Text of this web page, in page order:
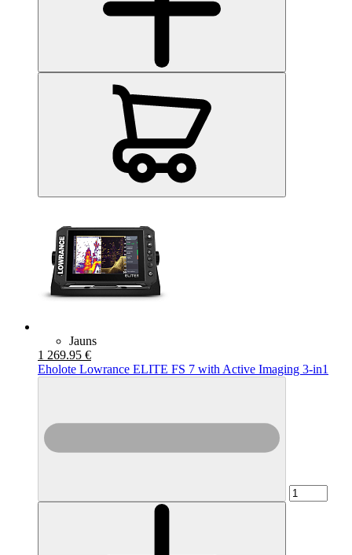
Jauns
1 269.95 €
Eholote Lowrance ELITE FS 7 with Active Imaging 3-in1